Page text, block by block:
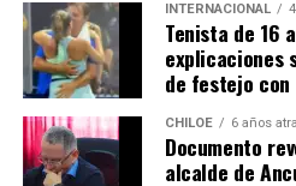
Actualmente, Gómez se
realizando trámites y
distintos medios de
una fecha exacta para su viaje a
se administra el medicamento,
INTERNACIONAL
Tenista de 16
explicaciones
de festejo con
CHILOE 6 años
Documento
alcalde de